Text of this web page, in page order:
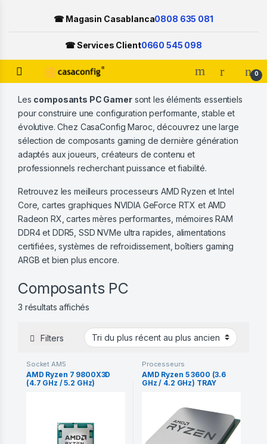
☎ Magasin Casablanca0808 635 081
☎ Services Client0660 545 098
Open 0
Les composants PC Gamersont les éléments essentiels
pour construire une configuration performante, stable et
évolutive. Chez CasaConfig Maroc, découvrez une large
sélection de composants gaming de dernière génération
adaptés aux joueurs, créateurs de contenu et
professionnels recherchant puissance et fiabilité.
Retrouvez les meilleurs processeurs AMD Ryzen et Intel
Core, cartes graphiques NVIDIA GeForce RTX et AMD
Radeon RX, cartes mères performantes, mémoires RAM
DDR4 et DDR5, SSD NVMe ultra rapides, alimentations
certifiées, systèmes de refroidissement, boîtiers gaming
ARGB et bien plus encore.
Composants PC
3 résultats affichés
Filters
Socket AM5
AMD Ryzen 7 9800X3D
(4.7 GHz / 5.2 GHz)
Processeurs
AMD Ryzen 5 3600 (3.6
GHz / 4.2 GHz) TRAY